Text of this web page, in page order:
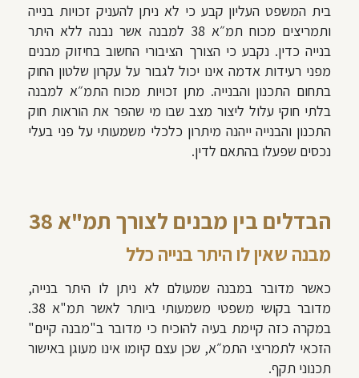
בית המשפט העליון קבע כי לא ניתן להעניק זכויות בנייה
ותמריצים מכוח תמ״א 38 למבנה אשר נבנה ללא היתר
בנייה כדין. נקבע כי הצורך הציבורי החשוב בחיזוק מבנים
מפני רעידות אדמה אינו יכול לגבור על עקרון שלטון החוק
בתחום התכנון והבנייה. מתן זכויות מכוח התמ״א למבנה
בלתי חוקי עלול ליצור מצב שבו מי שהפר את הוראות חוק
התכנון והבנייה ייהנה מיתרון כלכלי משמעותי על פני בעלי
נכסים שפעלו בהתאם לדין.
הבדלים בין מבנים לצורך תמ"א 38
מבנה שאין לו היתר בנייה כלל
כאשר מדובר במבנה שמעולם לא ניתן לו היתר בנייה,
מדובר בקושי משפטי משמעותי ביותר לאשר תמ"א 38.
במקרה כזה קיימת בעיה להוכיח כי מדובר ב"מבנה קיים"
הזכאי לתמריצי התמ״א, שכן עצם קיומו אינו מעוגן באישור
תכנוני תקף.